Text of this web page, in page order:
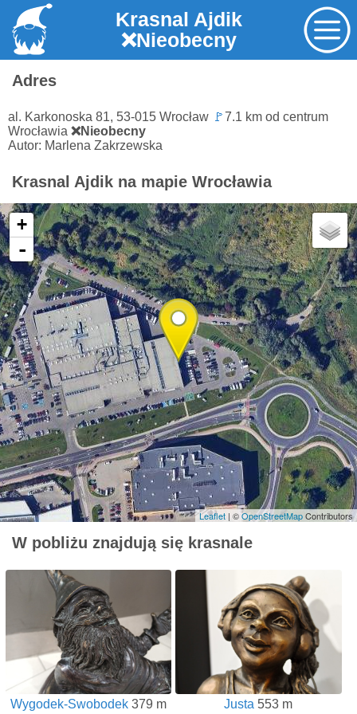
Krasnal Ajdik
❌Nieobecny
Adres
al. Karkonoska 81, 53-015 Wrocław 🚩7.1 km od centrum
Wrocławia ❌Nieobecny
Autor: Marlena Zakrzewska
Krasnal Ajdik na mapie Wrocławia
+
-
Leaflet | ©OpenStreetMapContributors
W pobliżu znajdują się krasnale
Wygodek-Swobodek 379 m Justa 553 m